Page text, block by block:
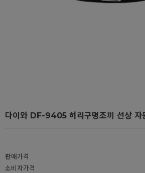
다이와 DF-9405 허리구명조끼 선상 자
판매가격
소비자가격